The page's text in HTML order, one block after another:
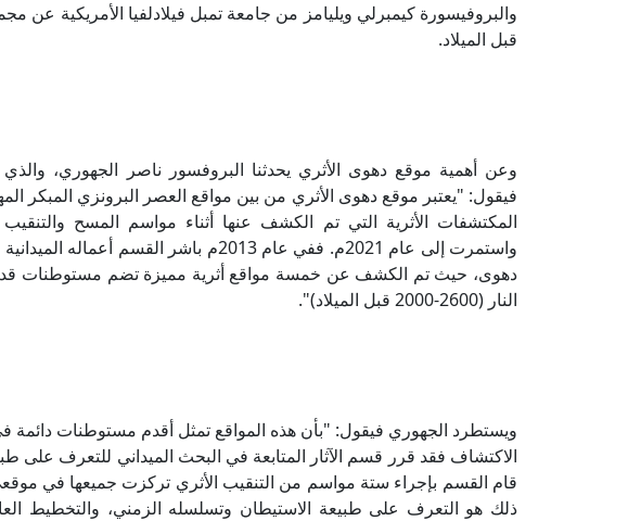
والبروفيسورة كيمبرلي ويليامز من جامعة تمبل فيلادلفيا الأمريكية عن
قبل الميلاد.
فيقول: "يعتبر موقع دهوى الأثري من بين مواقع العصر البرونزي المبكر
واستمرت إلى عام 2021م. ففي عام 2013م
دهوى، حيث تم الكشف عن خمسة مواقع أثرية مميزة تضم مستوطنات
النار (2600-2000 قبل الميلاد)".
ويستطرد الجهوري فيقول: "بأن هذه المواقع تمثل أقدم مستوطنات دائمة
الاكتشاف فقد قرر قسم الآثار المتابعة في البحث الميداني للتعرف على
ذلك هو التعرف على طبيعة الاستيطان وتسلسله الزمني، والتخطيط